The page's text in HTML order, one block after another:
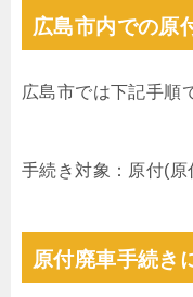
広島市内での原
広島市では下記手順
手続き対象：原付(
原付廃車手続き